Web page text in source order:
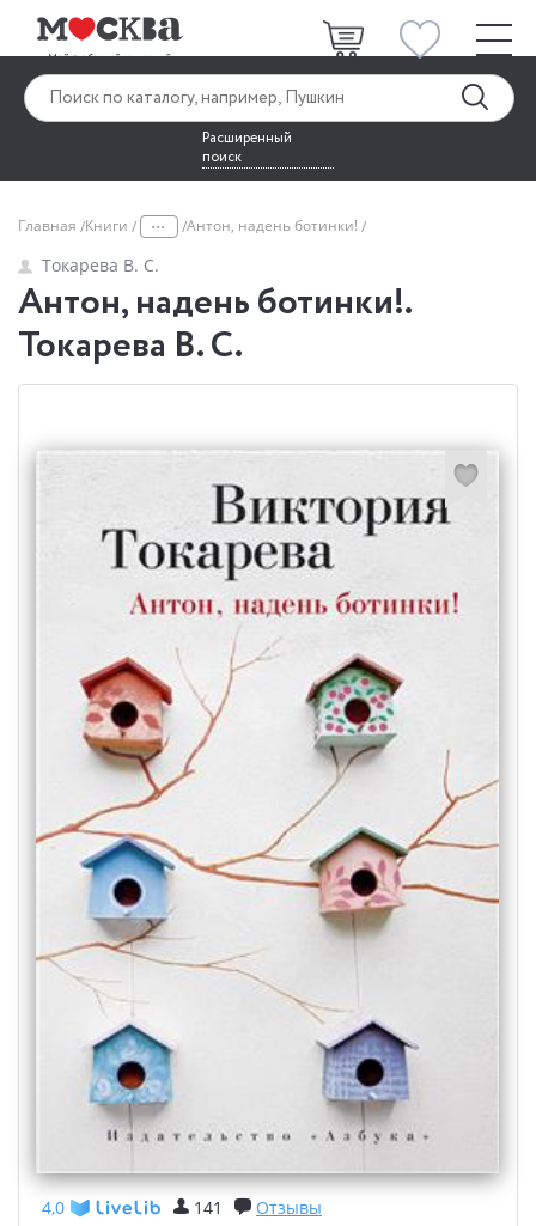
Расширенный
поиск
Главная Книги ... Антон, надень ботинки!
Токарева В. С.
Антон, надень ботинки!.
Токарева В. С.
4,0 141
Отзывы